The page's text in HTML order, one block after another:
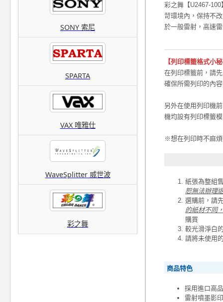
SONY 索尼
SPARTA
VAX 唯雅仕
WaveSplitter 威世波
彩之舞
彩之舞【U2467-
苛環境內，保持不
於一般雷射，高速
【列印標籤格式小
在列印標籤前，請
確保所需列印的內
另外在使用列印機
機均設有列印標籤
※想在列印時不麻
紙張為整組
恕無法辦理
選購前，請
的紙材不同
購買
較光滑淨白
請將未使用
商品特色
採用進口高
雷射噴墨影